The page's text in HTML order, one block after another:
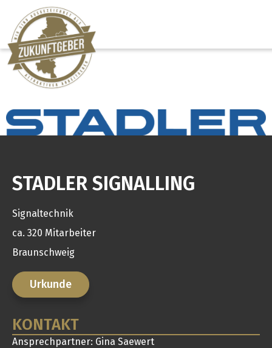
STADLER SIGNALLING
Signaltechnik
ca. 320 Mitarbeiter
Braunschweig
Urkunde
KONTAKT
Ansprechpartner: Gina Saewert